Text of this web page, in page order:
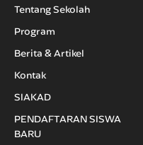
Tentang Sekolah
Program
Berita & Artikel
Kontak
SIAKAD
PENDAFTARAN SISWA
BARU